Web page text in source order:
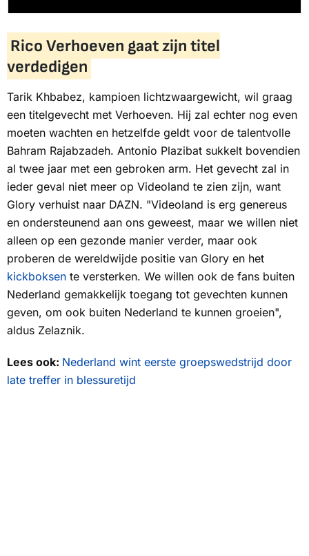
Rico Verhoeven gaat zijn titel
verdedigen
Tarik Khbabez, kampioen lichtzwaargewicht, wil graag
een titelgevecht met Verhoeven. Hij zal echter nog even
moeten wachten en hetzelfde geldt voor de talentvolle
Bahram Rajabzadeh. Antonio Plazibat sukkelt bovendien
al twee jaar met een gebroken arm. Het gevecht zal in
ieder geval niet meer op Videoland te zien zijn, want
Glory verhuist naar DAZN. "Videoland is erg genereus
en ondersteunend aan ons geweest, maar we willen niet
alleen op een gezonde manier verder, maar ook
proberen de wereldwijde positie van Glory en het
kickboksen te versterken. We willen ook de fans buiten
Nederland gemakkelijk toegang tot gevechten kunnen
geven, om ook buiten Nederland te kunnen groeien",
aldus Zelaznik.
Lees ook: Nederland wint eerste groepswedstrijd door
late treffer in blessuretijd